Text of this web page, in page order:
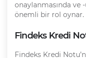
onaylanmasında
önemli bir rol oynar.
Findeks Kredi
Findeks Kredi